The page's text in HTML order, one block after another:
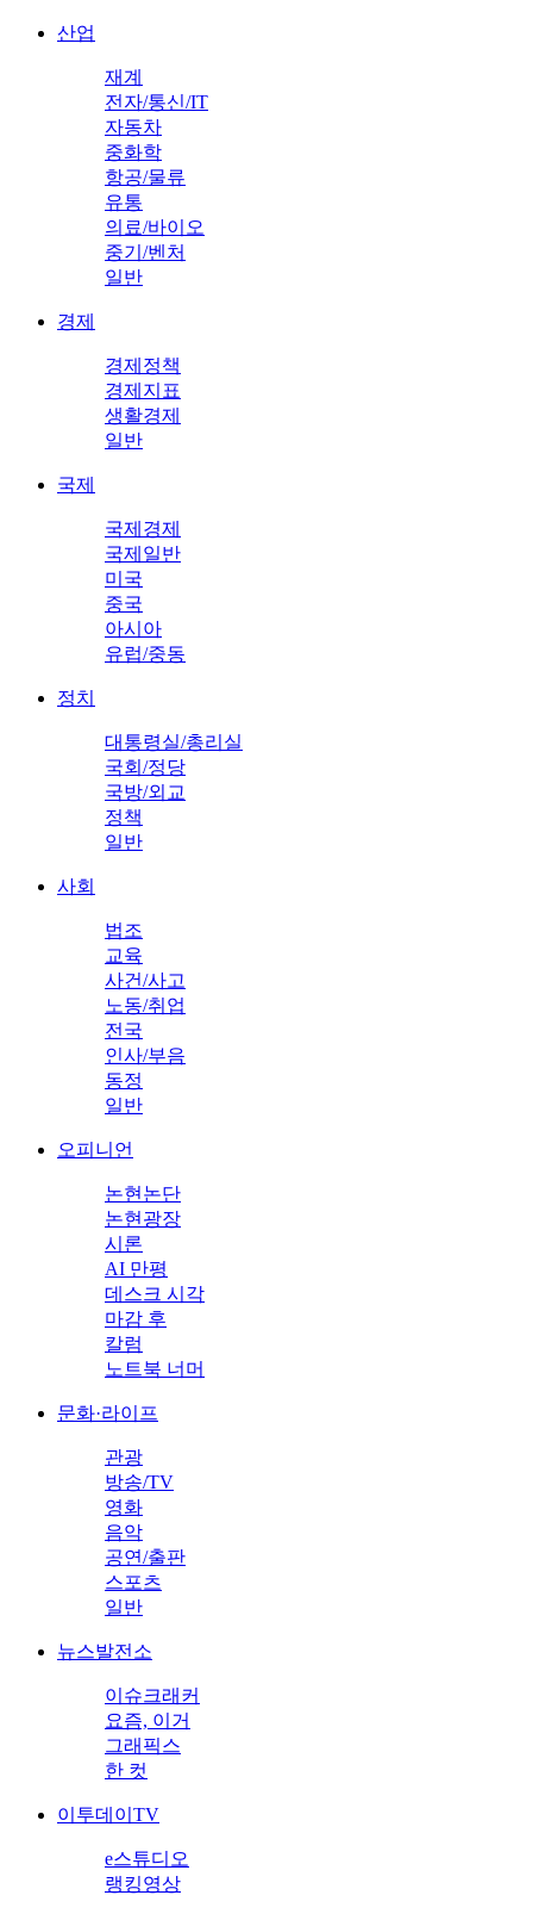
산업
재계
전자/통신/IT
자동차
중화학
항공/물류
유통
의료/바이오
중기/벤처
일반
경제
경제정책
경제지표
생활경제
일반
국제
국제경제
국제일반
미국
중국
아시아
유럽/중동
정치
대통령실/총리실
국회/정당
국방/외교
정책
일반
사회
법조
교육
사건/사고
노동/취업
전국
인사/부음
동정
일반
오피니언
논현논단
논현광장
시론
AI 만평
데스크 시각
마감 후
칼럼
노트북 너머
문화·라이프
관광
방송/TV
영화
음악
공연/출판
스포츠
일반
뉴스발전소
이슈크래커
요즘, 이거
그래픽스
한 컷
이투데이TV
e스튜디오
랭킹영상